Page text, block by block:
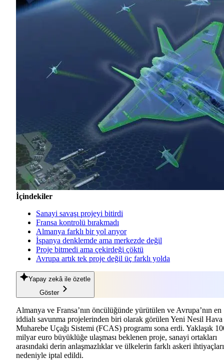
İçindekiler
Sanayi savaşı projeyi bitirdi
Fransa kontrolü bırakmadı
Almanya farklı bir yol arıyor
İspanya denklemde ama merkezde değil
Proje bitmedi ama çekirdeği çöktü
Avrupa artık tek proje değil üç farklı yolda
Yapay zekâ ile özetle
Göster
Almanya ve Fransa’nın öncülüğünde yürütülen ve Avrupa’nın en
iddialı savunma projelerinden biri olarak görülen Yeni Nesil Hava
Muharebe Uçağı Sistemi (FCAS) programı sona erdi. Yaklaşık
milyar euro büyüklüğe ulaşması beklenen proje, sanayi ortakları
arasındaki derin anlaşmazlıklar ve ülkelerin farklı askeri ihtiyaçları
nedeniyle iptal edildi.